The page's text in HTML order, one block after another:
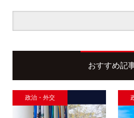
おすすめ記
政治・外交